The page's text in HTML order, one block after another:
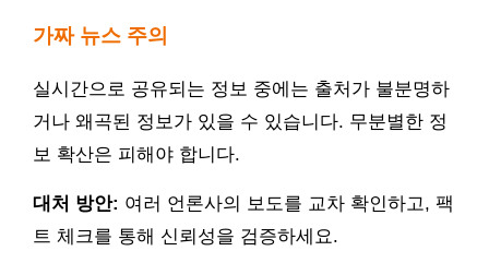
가짜 뉴스 주의
실시간으로 공유되는 정보 중에는 출처가 불분명하
거나 왜곡된 정보가 있을 수 있습니다. 무분별한 정
보 확산은 피해야 합니다.
대처 방안: 여러 언론사의 보도를 교차 확인하고, 팩
트 체크를 통해 신뢰성을 검증하세요.